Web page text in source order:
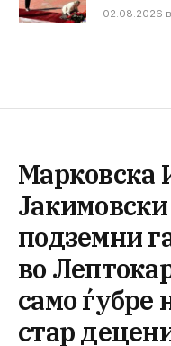
02.08.2026
Марковска
подземни
во
само ѓубре
стар